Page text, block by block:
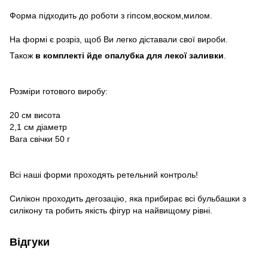
Форма підходить до роботи з гіпсом,воском,милом.
На формі є розріз, щоб Ви легко діставали свої вироби.
Також в комплекті йде опалубка для лекої заливки
Розміри готового виробу:
20 см висота
2,1 см діаметр
Вага свічки 50 г
Всі наші форми проходять ретельний контроль!
Силікон проходить дегозацію, яка прибирає всі бульбашки з
силікону та робить якість фігур на найвищому рівні.
Відгуки